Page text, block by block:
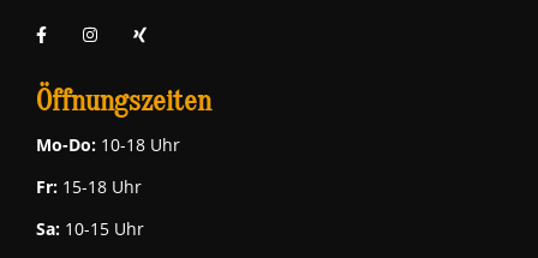
Öffnungszeiten
Mo-Do: 10-18 Uhr
Fr: 15-18 Uhr
Sa: 10-15 Uhr